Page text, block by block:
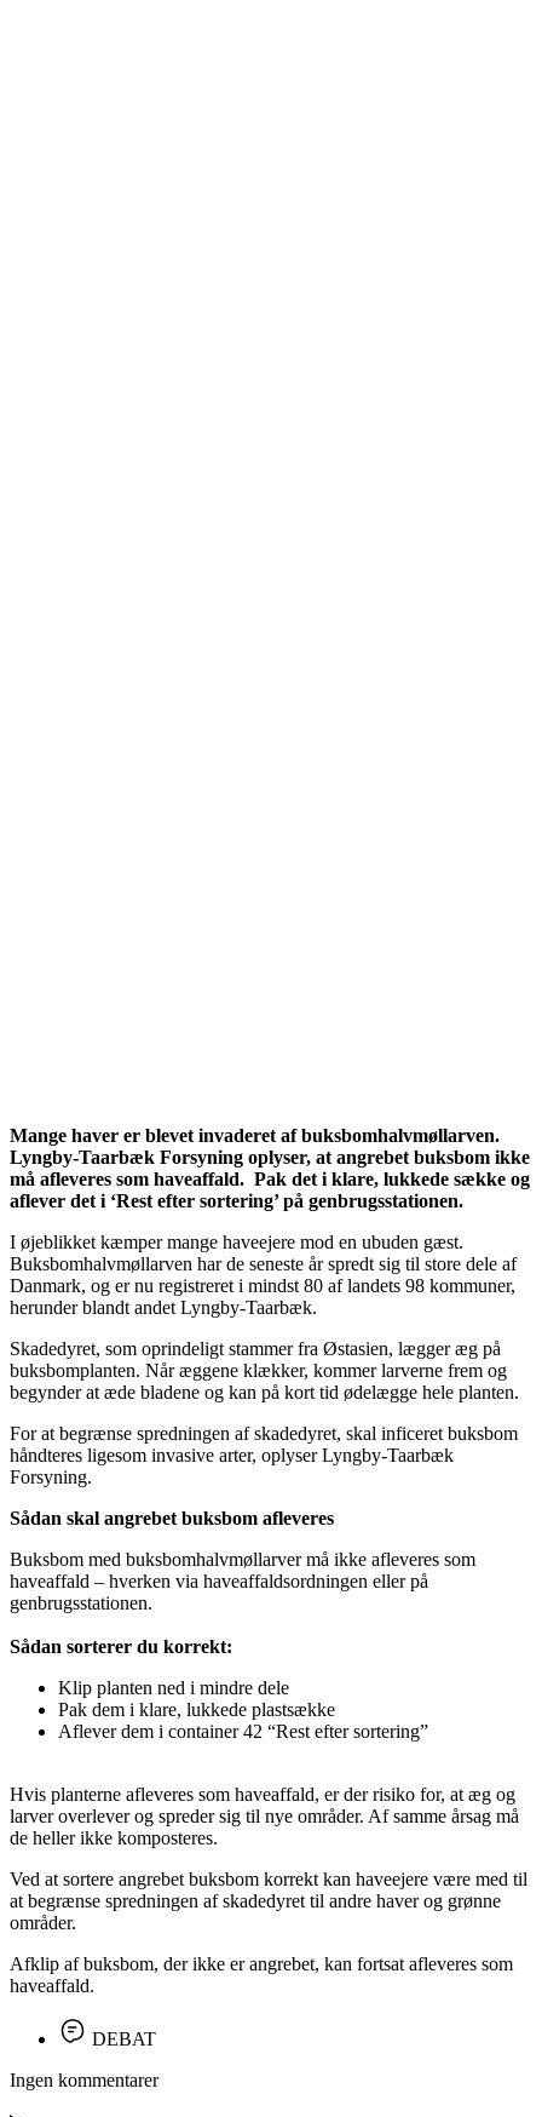
Mange haver er blevet invaderet af buksbomhalvmøllarven.
Lyngby-Taarbæk Forsyning oplyser, at angrebet buksbom ikke
må afleveres som haveaffald. Pak det i klare, lukkede sække og
aflever det i ‘Rest efter sortering’ på genbrugsstationen.
I øjeblikket kæmper mange haveejere mod en ubuden gæst.
Buksbomhalvmøllarven har de seneste år spredt sig til store dele af
Danmark, og er nu registreret i mindst 80 af landets 98 kommuner,
herunder blandt andet Lyngby-Taarbæk.
Skadedyret, som oprindeligt stammer fra Østasien, lægger æg på
buksbomplanten. Når æggene klækker, kommer larverne frem og
begynder at æde bladene og kan på kort tid ødelægge hele planten.
For at begrænse spredningen af skadedyret, skal inficeret buksbom
håndteres ligesom invasive arter, oplyser Lyngby-Taarbæk
Forsyning.
Sådan skal angrebet buksbom afleveres
Buksbom med buksbomhalvmøllarver må ikke afleveres som
haveaffald – hverken via haveaffaldsordningen eller på
genbrugsstationen.
Sådan sorterer du korrekt:
Klip planten ned i mindre dele
Pak dem i klare, lukkede plastsække
Aflever dem i container 42 “Rest efter sortering”
Hvis planterne afleveres som haveaffald, er der risiko for, at æg og
larver overlever og spreder sig til nye områder. Af samme årsag må
de heller ikke komposteres.
Ved at sortere angrebet buksbom korrekt kan haveejere være med til
at begrænse spredningen af skadedyret til andre haver og grønne
områder.
Afklip af buksbom, der ikke er angrebet, kan fortsat afleveres som
haveaffald.
DEBAT
Ingen kommentarer